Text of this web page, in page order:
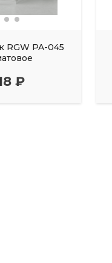
RGW PA-045
₽